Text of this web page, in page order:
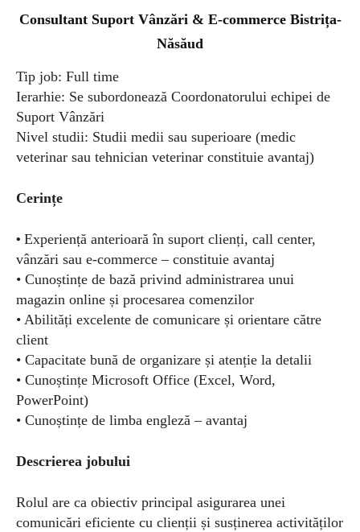
Consultant Suport Vânzări & E-commerce Bistrița-
Năsăud
Tip job: Full time
Ierarhie: Se subordonează Coordonatorului echipei de
Suport Vânzări
Nivel studii: Studii medii sau superioare (medic
veterinar sau tehnician veterinar constituie avantaj)
Cerințe
• Experiență anterioară în suport clienți, call center,
vânzări sau e-commerce – constituie avantaj
• Cunoștințe de bază privind administrarea unui
magazin online și procesarea comenzilor
• Abilități excelente de comunicare și orientare către
client
• Capacitate bună de organizare și atenție la detalii
• Cunoștințe Microsoft Office (Excel, Word,
PowerPoint)
• Cunoștințe de limba engleză – avantaj
Descrierea jobului
Rolul are ca obiectiv principal asigurarea unei
comunicări eficiente cu clienții și susținerea activităților